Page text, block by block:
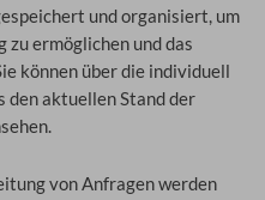
und organisiert, um
ermöglichen und das
können über die individuell
aktuellen Stand der
von Anfragen werden